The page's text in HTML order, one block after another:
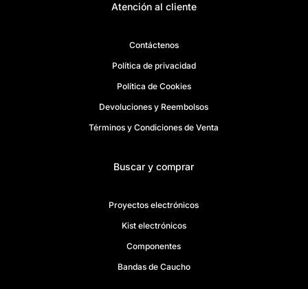
Atención al cliente
Contáctenos
Política de privacidad
Política de Cookies
Devoluciones y Reembolsos
Términos y Condiciones de Venta
Buscar y comprar
Proyectos electrónicos
Kist electrónicos
Componentes
Bandas de Caucho